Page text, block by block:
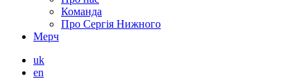
Команда
Про Сергія Нижного
Мерч
uk
en